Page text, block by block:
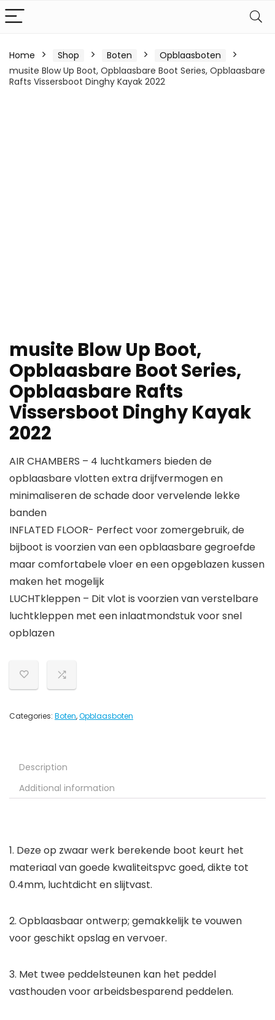
Home Shop Boten
Opblaasboten
musite Blow Up Boot, Opblaasbare Boot Series, Opblaasbare
Rafts Vissersboot Dinghy Kayak 2022
musite Blow Up Boot,
Opblaasbare Boot Series,
Opblaasbare Rafts
Vissersboot Dinghy Kayak
2022
AIR CHAMBERS – 4 luchtkamers bieden de
opblaasbare vlotten extra drijfvermogen en
minimaliseren de schade door vervelende lekke
banden
INFLATED FLOOR- Perfect voor zomergebruik, de
bijboot is voorzien van een opblaasbare gegroefde
maar comfortabele vloer en een opgeblazen kussen
maken het mogelijk
LUCHTkleppen – Dit vlot is voorzien van verstelbare
luchtkleppen met een inlaatmondstuk voor snel
opblazen
Categories: Boten,Opblaasboten
Description
Additional information
1. Deze op zwaar werk berekende boot keurt het
materiaal van goede kwaliteitspvc goed, dikte tot
0.4mm, luchtdicht en slijtvast.
2. Opblaasbaar ontwerp; gemakkelijk te vouwen
voor geschikt opslag en vervoer.
3. Met twee peddelsteunen kan het peddel
vasthouden voor arbeidsbesparend peddelen.